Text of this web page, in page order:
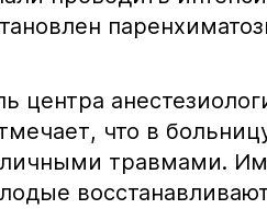
центра
что в
травмами.